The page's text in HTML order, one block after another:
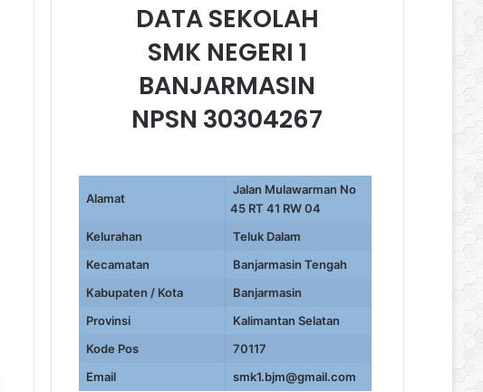
DATA SEKOLAH
SMK NEGERI 1
BANJARMASIN
NPSN 30304267
Alamat
Jalan Mulawarman No
45 RT 41 RW 04
Kelurahan
Teluk Dalam
Kecamatan
Banjarmasin Tengah
Kabupaten / Kota
Banjarmasin
Provinsi
Kalimantan Selatan
Kode Pos
70117
Email
smk1.bjm@gmail.com